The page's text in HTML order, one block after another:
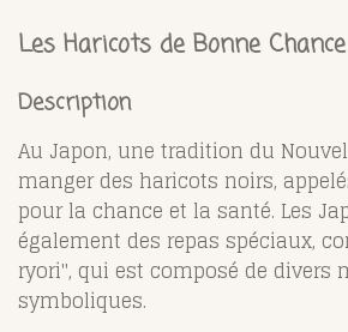
Les Haricots de Bonne
Description
Au Japon, une tradition du
manger des haricots noirs,
pour la chance et la santé. Les
également des repas spéciaux,
ryori", qui est composé de divers
symboliques.